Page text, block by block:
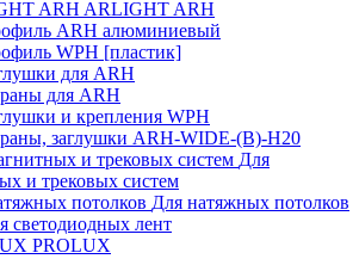
ARLIGHT ARH
ARH алюминиевый
WPH [пластик]
для ARH
для ARH
и крепления WPH
заглушки ARH-WIDE-(B)-H20
Для
и трековых систем
Для натяжных потолков
светодиодных лент
PROLUX